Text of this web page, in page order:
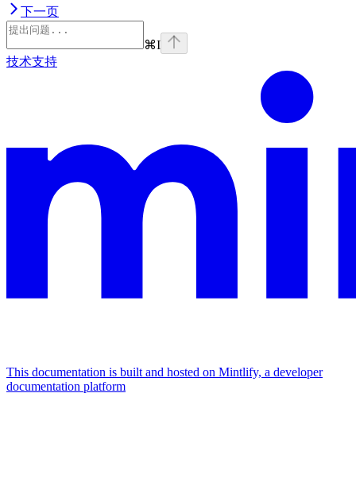
下一页
⌘I
技术支持
This documentation is built and hosted on Mintlify, a developer
documentation platform